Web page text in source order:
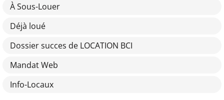
À Sous-Louer
Déjà loué
Dossier succes de LOCATION BCI
Mandat Web
Info-Locaux